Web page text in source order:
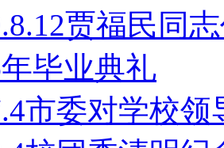
贾福民同
毕业典礼
市委对学校